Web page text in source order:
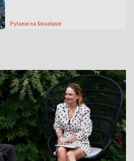
Pytanie na Śniadanie